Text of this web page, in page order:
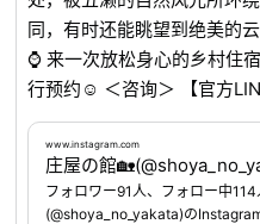
同，有时还能眺望到绝美的
⌚ 来一次放松身心的乡村住宿吧！！✨ 请通
行预约☺ ＜咨询＞ 【官方LINE】lin.ee/4CTokHm 【官方
Instagram】
www.instagram.com
フォロワー91人、フォロー中
(@shoya_no_yakata)の